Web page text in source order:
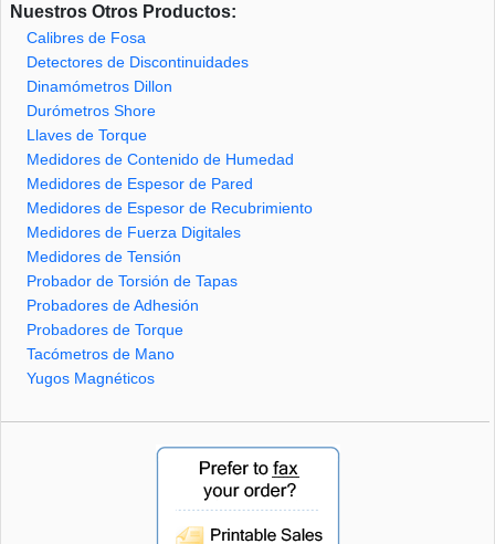
Nuestros Otros Productos:
Calibres de Fosa
Detectores de Discontinuidades
Dinamómetros Dillon
Durómetros Shore
Llaves de Torque
Medidores de Contenido de Humedad
Medidores de Espesor de Pared
Medidores de Espesor de Recubrimiento
Medidores de Fuerza Digitales
Medidores de Tensión
Probador de Torsión de Tapas
Probadores de Adhesión
Probadores de Torque
Tacómetros de Mano
Yugos Magnéticos